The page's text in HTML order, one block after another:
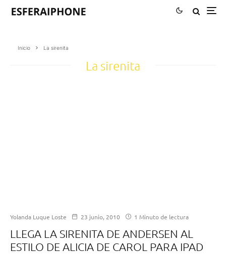
Inicio La sirenita
La sirenita
Yolanda Luque Loste 23 junio, 2010 1 Minuto de lectura
LLEGA LA SIRENITA DE ANDERSEN AL
ESTILO DE ALICIA DE CAROL PARA IPAD